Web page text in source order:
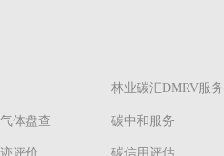
林业碳汇DMRV服务
碳中和服务
碳信用评估
体盘查
评价